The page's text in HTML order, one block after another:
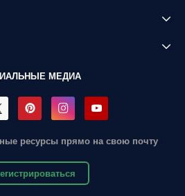
МЕДИА
ресурсы прямо на свою почту